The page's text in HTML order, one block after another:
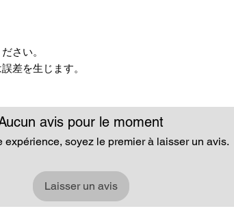
さい。
差を生じます。
avis pour le moment
expérience, soyez le premier à laisser un avis.
Laisser un avis